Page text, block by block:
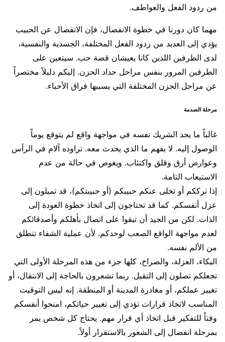
من ردود الفعل والعواطف.
مهما كان دورنا في خطوة الانفصال، فإن الانفصال عن الحبيب
يؤدي إلى العديد من ردود الفعل المختلفة، الجسدية والنفسية،
لدى الطرفين اللذين كانا يعيشان قصة حب. سيتعين على
الطرفين المرور بنفس مراحل حداد الحزن. إليكم دليلاً مختصراً
عن مراحل الحزن المختلفة التي يسببها فراق الأحباء.
مرحلة الصدمة
غالباً ما يجد الشريك نفسه في مواجهة واقع لم يتوقع يوماً
الوصول إليه. لا يفهم ما الذي يحدث معه. تراوده آلام في الرأس
وعوارض أرق وقلق واكتئاب. ويغوص في حالة من عدم
الاستيعاب التامة.
إذا ترككم أو تخلى عنكم حبيبكم (أو حبيبتكم)، قد تميلون إلى
عزل أنفسكم. كما قد تحتاجون إلى اتخاذ خطوة العودة إلى
الذات. لكن من الجيد أن تبقوا على اتصال بأهلكم وأصدقائكم
لعدم مواجهة الواقع الصعب لوحدكم. لأن عملية الشفاء تنطلق
من الألم نفسه.
البكاء، العزلة، والصراخ، كلها جزء من هذه المرحلة الأولى التي
تجعلكم تصلون إلى التقبل. ربما تشعرون بالحاجة إلى الانتقال، أو
تغيير عملكم، أو مغادرة المدينة أو المنطقة. إنه ليس التوقيت
المناسب لاتخاذ قرارات تؤدي إلى تغيير حياتكم، امنحوا أنفسكم
وقتاً للتفكير قبل اتخاذ أي قرار مهم. يحتاج كل شخص يمر
بمرحلة انفصال إلى الشعور بالاستقرار أولاً.